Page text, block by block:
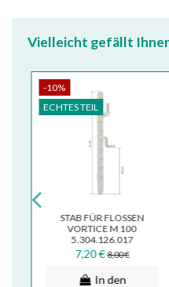
Vielleicht gefällt
-10%
ECHTES TEIL
STAB FÜR FLOSSEN
VORTICE M 100
5.304.126.017
7,20 € 8,00 €
In den